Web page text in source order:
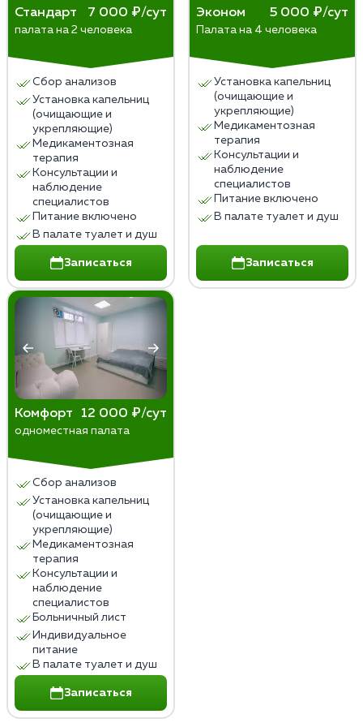
Стандарт 7 000 ₽/сут
палата на 2 человека
Сбор анализов
Установка капельниц
(очищающие и
укрепляющие)
Медикаментозная
терапия
Консультации и
наблюдение
специалистов
Питание включено
В палате туалет и душ
Записаться
Эконом 5 000 ₽/сут
Палата на 4 человека
Установка капельниц
(очищающие и
укрепляющие)
Медикаментозная
терапия
Консультации и
наблюдение
специалистов
Питание включено
В палате туалет и душ
Записаться
Комфорт 12 000 ₽/сут
одноместная палата
Сбор анализов
Установка капельниц
(очищающие и
укрепляющие)
Медикаментозная
терапия
Консультации и
наблюдение
специалистов
Больничный лист
Индивидуальное
питание
В палате туалет и душ
Записаться